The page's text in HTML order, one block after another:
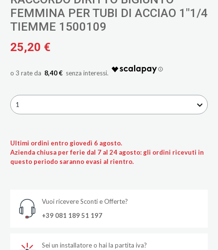
FEMMINA PER TUBI DI ACCIAO 1"1/4
TIEMME 1500109
25,20 €
8,40 €
1
Ultimi ordini entro giovedì 6 agosto.
Azienda chiusa per ferie dal 7 al 24 agosto: gli ordini ricevuti in
questo periodo saranno evasi al rientro.
Vuoi ricevere Sconti e Offerte?
+39 081 189 51 197
Sei un installatore o hai la partita iva?